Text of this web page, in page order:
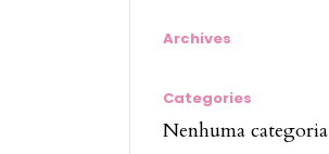
Archives
Categories
Nenhuma categoria